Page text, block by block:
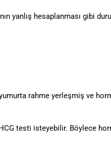
yanlış hesaplanması gibi
rahme yerleşmiş ve
testi isteyebilir. Böylece